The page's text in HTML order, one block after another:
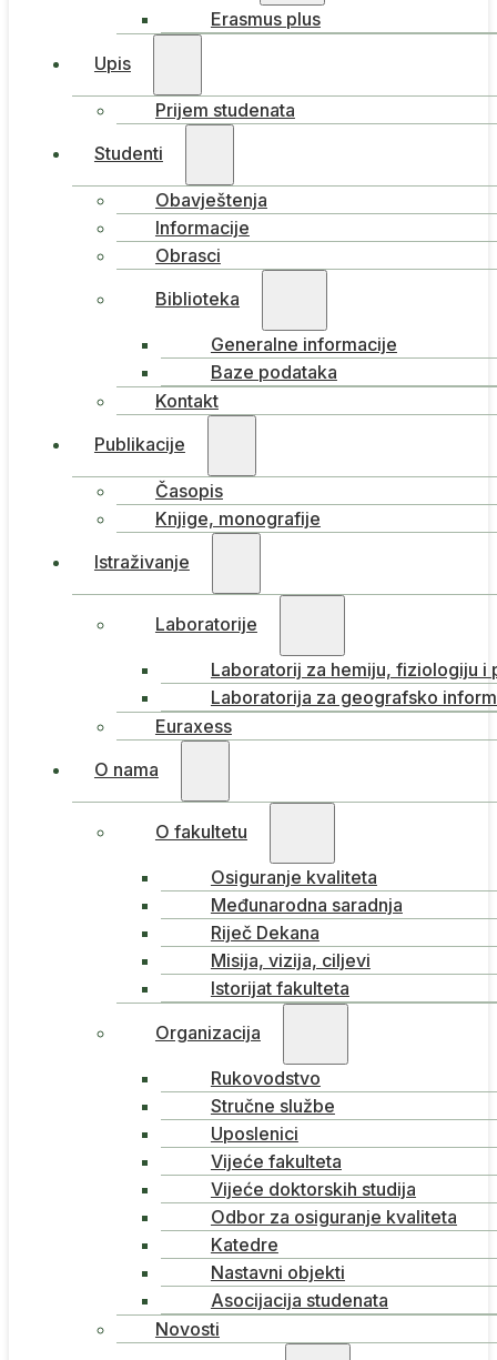
Erasmus plus
Upis
Prijem studenata
Studenti
Obavještenja
Informacije
Obrasci
Biblioteka
Generalne informacije
Baze podataka
Kontakt
Publikacije
Časopis
Knjige, monografije
Istraživanje
Laboratorije
Laboratorij za hemiju, fiziologiju i
Laboratorija za geografsko
Euraxess
O nama
O fakultetu
Osiguranje kvaliteta
Međunarodna saradnja
Riječ Dekana
Misija, vizija, ciljevi
Istorijat fakulteta
Organizacija
Rukovodstvo
Stručne službe
Uposlenici
Vijeće fakulteta
Vijeće doktorskih studija
Odbor za osiguranje kvaliteta
Katedre
Nastavni objekti
Asocijacija studenata
Novosti